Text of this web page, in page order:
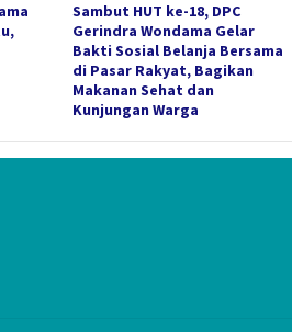
Sambut HUT ke-18, DPC
Gerindra Wondama Gelar
Bakti Sosial Belanja Bersama
di Pasar Rakyat, Bagikan
Makanan Sehat dan
Kunjungan Warga